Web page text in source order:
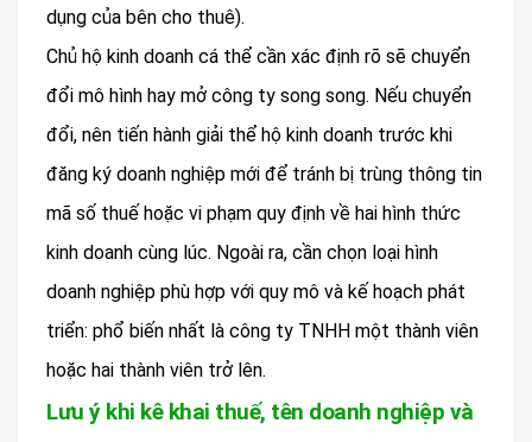
dụng của bên cho thuê).
Chủ hộ kinh doanh cá thể cần xác định rõ sẽ chuyển
đổi mô hình hay mở công ty song song. Nếu chuyển
đổi, nên tiến hành giải thể hộ kinh doanh trước khi
đăng ký doanh nghiệp mới để tránh bị trùng thông tin
mã số thuế hoặc vi phạm quy định về hai hình thức
kinh doanh cùng lúc. Ngoài ra, cần chọn loại hình
doanh nghiệp phù hợp với quy mô và kế hoạch phát
triển: phổ biến nhất là công ty TNHH một thành viên
hoặc hai thành viên trở lên.
Lưu ý khi kê khai thuế, tên doanh nghiệp và